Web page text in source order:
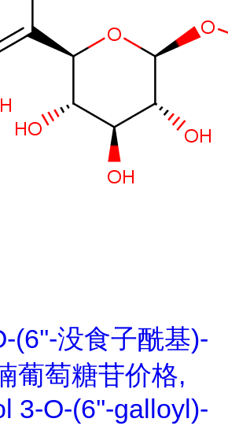
(6''-没食子酰基)-
葡萄糖苷价格,
3-O-(6''-galloyl)-